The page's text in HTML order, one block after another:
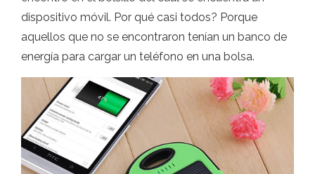
dispositivo móvil. Por qué casi todos? Porque
aquellos que no se encontraron tenían un banco de
energía para cargar un teléfono en una bolsa.